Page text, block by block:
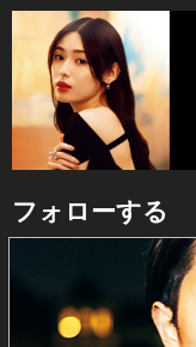
フォローする